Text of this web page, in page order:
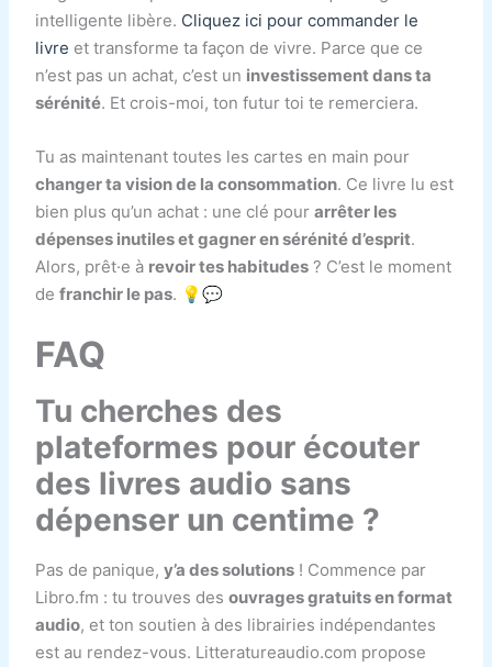
intelligente libère. Cliquez ici pour commander le
livre et transforme ta façon de vivre. Parce que ce
n’est pas un achat, c’est un investissement dans ta
sérénité. Et crois-moi, ton futur toi te remerciera.
Tu as maintenant toutes les cartes en main pour
changer ta vision de la consommation. Ce livre lu est
bien plus qu’un achat : une clé pourarrêter les
dépenses inutiles et gagner en sérénité d’esprit.
Alors, prêt·e à revoir tes habitudes ? C’est le moment
defranchir le pas. 💡💬
FAQ
Tu cherches des
plateformes pour écouter
des livres audio sans
dépenser un centime ?
Pas de panique,y’a des solutions ! Commence par
Libro.fm : tu trouves desouvrages gratuits en format
audio, et ton soutien à des librairies indépendantes
est au rendez-vous. Litteratureaudio.com propose